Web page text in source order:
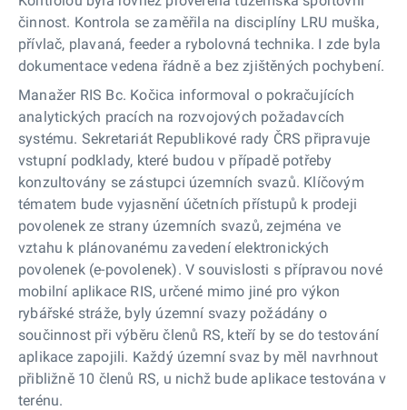
činnost. Kontrola se zaměřila na disciplíny LRU muška,
přívlač, plavaná, feeder a rybolovná technika. I zde byla
dokumentace vedena řádně a bez zjištěných pochybení.
Manažer RIS Bc. Kočica informoval o pokračujících
analytických pracích na rozvojových požadavcích
systému. Sekretariát Republikové rady ČRS připravuje
vstupní podklady, které budou v případě potřeby
konzultovány se zástupci územních svazů. Klíčovým
tématem bude vyjasnění účetních přístupů k prodeji
povolenek ze strany územních svazů, zejména ve
vztahu k plánovanému zavedení elektronických
povolenek (e-povolenek). V souvislosti s přípravou nové
mobilní aplikace RIS, určené mimo jiné pro výkon
rybářské stráže, byly územní svazy požádány o
součinnost při výběru členů RS, kteří by se do testování
aplikace zapojili. Každý územní svaz by měl navrhnout
přibližně 10 členů RS, u nichž bude aplikace testována v
terénu.